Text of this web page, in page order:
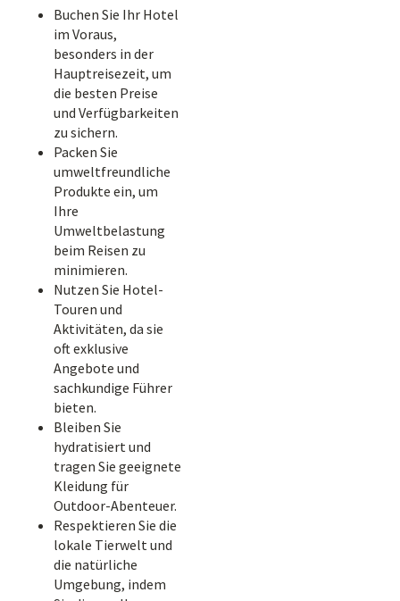
Buchen Sie Ihr Hotel
im Voraus,
besonders in der
Hauptreisezeit, um
die besten Preise
und Verfügbarkeiten
zu sichern.
Packen Sie
umweltfreundliche
Produkte ein, um
Ihre
Umweltbelastung
beim Reisen zu
minimieren.
Nutzen Sie Hotel-
Touren und
Aktivitäten, da sie
oft exklusive
Angebote und
sachkundige Führer
bieten.
Bleiben Sie
hydratisiert und
tragen Sie geeignete
Kleidung für
Outdoor-Abenteuer.
Respektieren Sie die
lokale Tierwelt und
die natürliche
Umgebung, indem